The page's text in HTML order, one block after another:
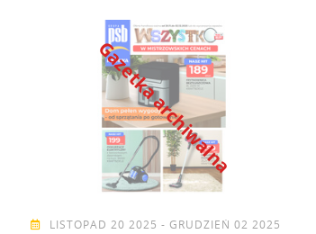
Gazetka archiwalna
LISTOPAD 20 2025 - GRUDZIEŃ 02 2025